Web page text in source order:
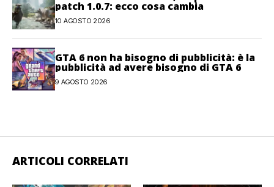
patch 1.0.7: ecco cosa cambia
10 AGOSTO 2026
GTA 6 non ha bisogno di pubblicità: è la
pubblicità ad avere bisogno di GTA 6
9 AGOSTO 2026
ARTICOLI CORRELATI